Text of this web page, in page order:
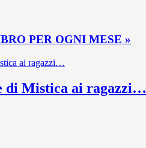
PER OGNI MESE »
di Mistica ai ragazzi…